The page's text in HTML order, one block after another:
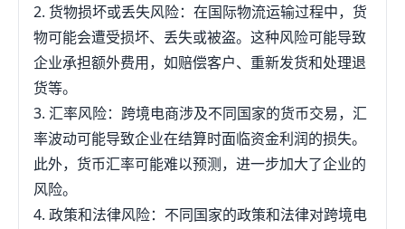
2. 货物损坏或丢失风险：在国际物流运输过程中，货
物可能会遭受损坏、丢失或被盗。这种风险可能导致
企业承担额外费用，如赔偿客户、重新发货和处理退
货等。
3. 汇率风险：跨境电商涉及不同国家的货币交易，汇
率波动可能导致企业在结算时面临资金利润的损失。
此外，货币汇率可能难以预测，进一步加大了企业的
风险。
4. 政策和法律风险：不同国家的政策和法律对跨境电